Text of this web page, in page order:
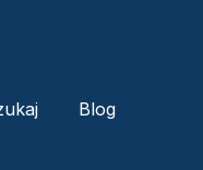
Blog